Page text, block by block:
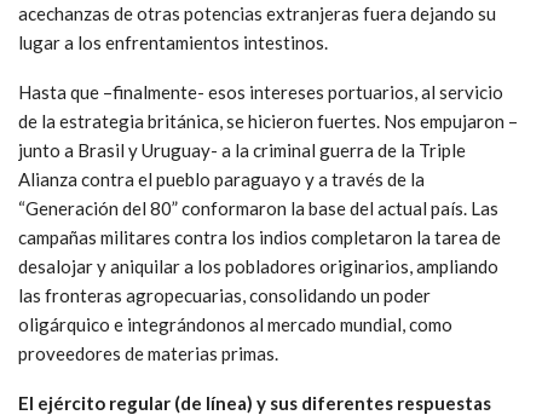
acechanzas de otras potencias extranjeras fuera dejando su
lugar a los enfrentamientos intestinos.
Hasta que –finalmente- esos intereses portuarios, al servicio
de la estrategia británica, se hicieron fuertes. Nos empujaron –
junto a Brasil y Uruguay- a la criminal guerra de la Triple
Alianza contra el pueblo paraguayo y a través de la
“Generación del 80” conformaron la base del actual país. Las
campañas militares contra los indios completaron la tarea de
desalojar y aniquilar a los pobladores originarios, ampliando
las fronteras agropecuarias, consolidando un poder
oligárquico e integrándonos al mercado mundial, como
proveedores de materias primas.
El ejército regular (de línea) y sus diferentes respuestas